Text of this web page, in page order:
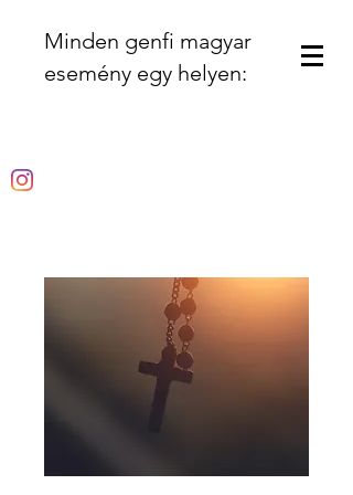
Minden genfi magyar
esemény egy helyen: